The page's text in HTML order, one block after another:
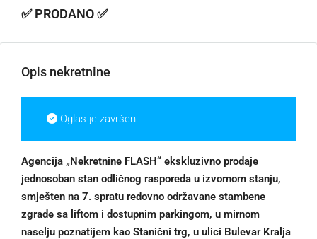
✅ PRODANO ✅
Opis nekretnine
Oglas je završen.
Agencija „Nekretnine FLASH“ ekskluzivno prodaje
jednosoban stan odličnog rasporeda u izvornom stanju,
smješten na 7. spratu redovno održavane stambene
zgrade sa liftom i dostupnim parkingom, u mirnom
naselju poznatijem kao Stanični trg, u ulici Bulevar Kralja